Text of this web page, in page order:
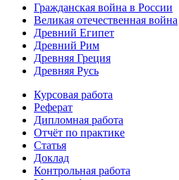
Гражданская война в России
Великая отечественная война
Древний Египет
Древний Рим
Древняя Греция
Древняя Русь
Курсовая работа
Реферат
Дипломная работа
Отчёт по практике
Статья
Доклад
Контрольная работа